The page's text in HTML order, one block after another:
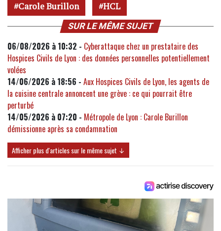
Carole Burillon HCL
SUR LE MÊME SUJET
06/08/2026 à 10:32 - Cyberattaque chez un prestataire des
Hospices Civils de Lyon : des données personnelles potentiellement
volées
14/06/2026 à 18:56 - Aux Hospices Civils de Lyon, les agents de
la cuisine centrale annoncent une grève : ce qui pourrait être
perturbé
14/05/2026 à 07:20 - Métropole de Lyon : Carole Burillon
démissionne après sa condamnation
Afficher plus d'articles sur le même sujet ↓